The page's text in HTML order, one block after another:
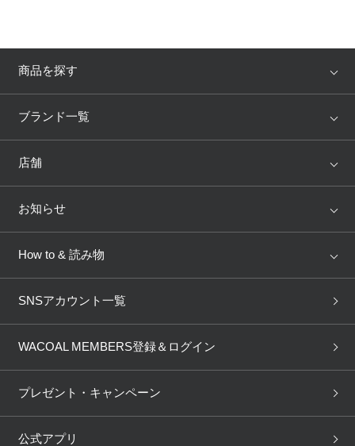
メールニュース登録
よくあるご質問
商品を探す
アイテム
トピックス
ブランド一覧
WACOAL
AMPHI une nana cool
OUR WACOAL
WACOAL Remamma Mens Innerwear
Licensed Brands
店舗
店舗を探す
ブラ無料診断
3Dボディスキャン
お知らせ
新着情報
商品回収
ニュース＆トピックス
How to & 読み物
下着の基礎知識
ブラパン ワコールスタイル
SNSアカウント一覧
WACOAL MEMBERS登録＆ログイン
プレゼント・キャンペーン
公式アプリ